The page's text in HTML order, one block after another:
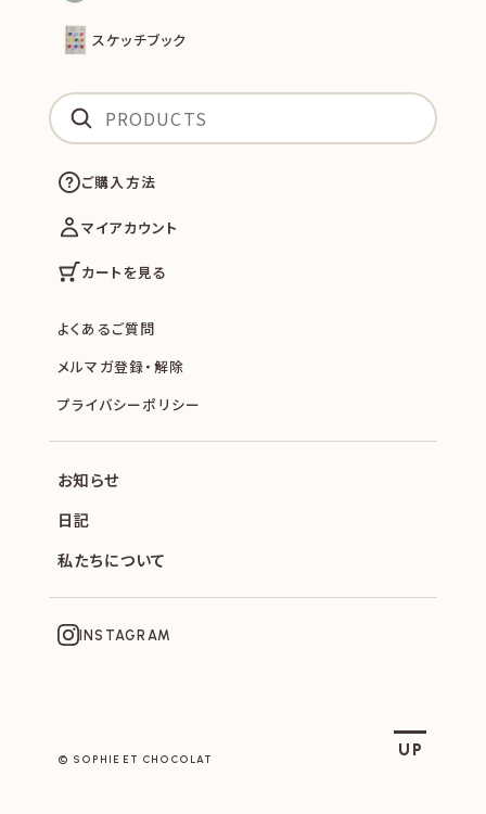
スケッチブック
ご購入方法
マイアカウント
カートを見る
よくあるご質問
メルマガ登録・解除
プライバシーポリシー
お知らせ
日記
私たちについて
INSTAGRAM
© SOPHIE ET CHOCOLAT UP